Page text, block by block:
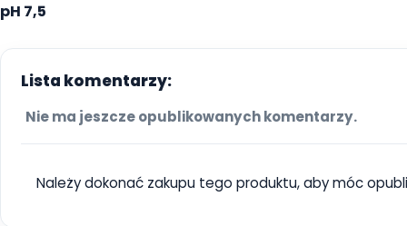
pH 7,5
Lista komentarzy:
Nie ma jeszcze opublikowanych komentarzy.
Należy dokonać zakupu tego produktu, aby móc